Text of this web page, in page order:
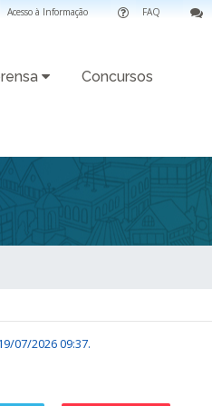
FAQ
Acesso à Informação
Concursos
07/2026 09:37.